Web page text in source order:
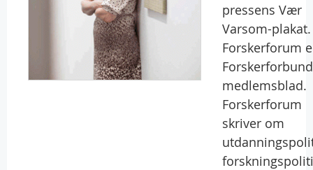
pressens Vær
Varsom-plakat.
Forskerforum
medlemsblad.
Forskerforum
skriver om